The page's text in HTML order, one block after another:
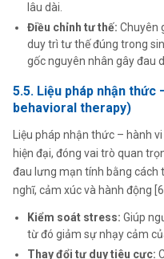
lâu dài.
Điều chỉnh tư thế: Chuyên
duy trì tư thế đúng trong
gốc nguyên nhân gây đau
5.5. Liệu pháp nhận thức
behavioral therapy)
Liệu pháp nhận thức – hành
hiện đại, đóng vai trò quan
đau lưng mạn tính bằng cách
nghĩ, cảm xúc và hành động
Kiểm soát stress: Giúp
từ đó giảm sự nhạy cảm
Thay đổi tư duy tiêu cực: